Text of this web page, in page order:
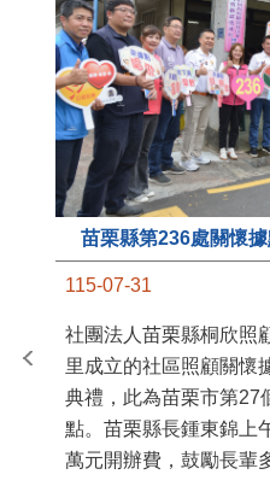
苗栗縣第236處關懷
115-07-31
社團法人苗栗縣桐欣照
里成立的社區照顧關懷
典禮，此為苗栗市第27
點。苗栗縣長鍾東錦上
萬元開辦費，鼓勵長輩